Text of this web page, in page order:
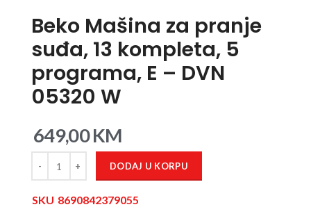
Beko Mašina za pranje
suđa, 13 kompleta, 5
programa, E – DVN
05320 W
649,00KM
DODAJ U KORPU
SKU 8690842379055